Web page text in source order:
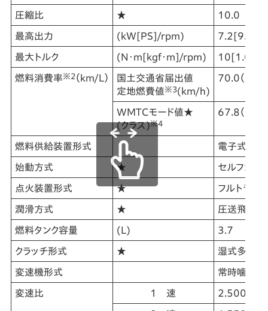
圧縮比 ★ 10.0
最高出力 (kW[PS]/rpm) 7.2[9.8]/
最大トルク (N・m[kgf・m]/rpm) 10[1.0]/
燃料消費率※2（km/L）
国土交通省届出値
定地燃費値※3(km/h)
70.0（60）
WMTCモード値★
(クラス)※4
67.8（クラ
燃料供給装置形式 電子式＜電
始動方式 ★ セルフ式
点火装置形式 ★ フルトラン
潤滑方式 ★ 圧送飛沫併
燃料タンク容量 (L) 3.7
クラッチ形式 ★ 湿式多板コ
変速機形式 常時噛合式
変速比 1 速 2.500